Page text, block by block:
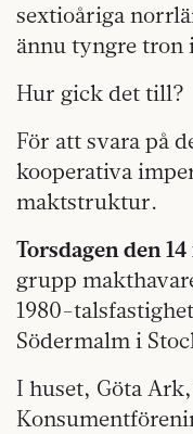
sextioåriga
ännu tyngre tron
Hur gick det till?
För att svara på
kooperativa
maktstruktur.
Torsdagen den
grupp
1980-
Södermalm i
I huset, Göta